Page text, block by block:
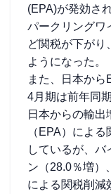
(EPA)が発効さ
パークリングワ
ど関税が下がり
ようになった。
また、日本か
4月期は前年同
日本からの輸
（EPA）によ
しているが、バ
ン（28.0％増）
による関税削減